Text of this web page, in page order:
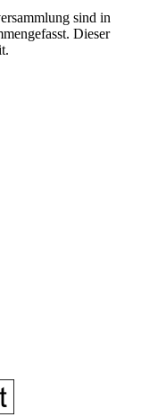
sind in
Dieser